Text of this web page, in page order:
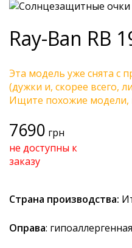
Ray-Ban RB
Эта модель уже снята с
(дужки и, скорее всего,
Ищите похожие модели,
7690 грн
не доступны к
заказу
Страна производства:
Оправа: